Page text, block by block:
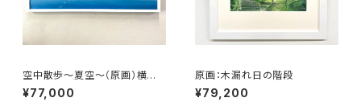
空中散歩～夏空～（原画）横長
サイズ： 横930mm×縦240m
m
¥77,000
原画：木漏れ日の階段
¥79,200